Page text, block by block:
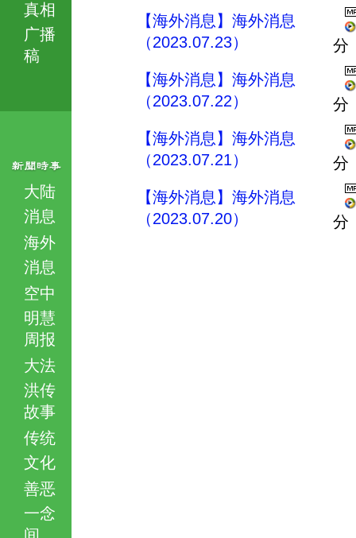
真相
广播
稿
大陆
消息
海外
消息
空中
明慧
周报
大法
洪传
故事
传统
文化
善恶
一念
间
【海外消息】海外消息
（2023.07.23）
分
【海外消息】海外消息
（2023.07.22）
分
【海外消息】海外消息
（2023.07.21）
分
【海外消息】海外消息
（2023.07.20）
分